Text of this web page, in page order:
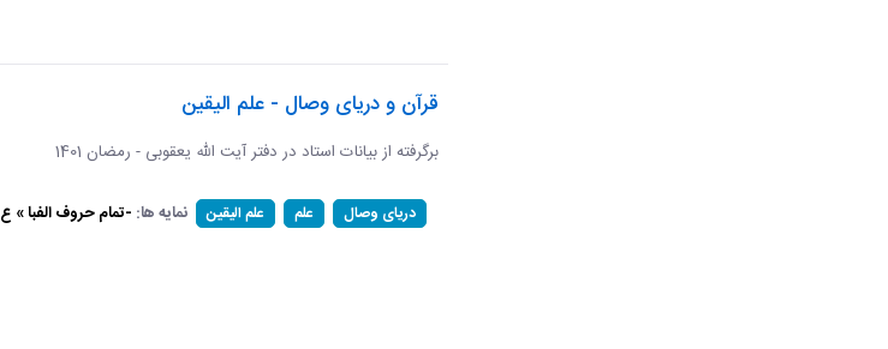
قرآن و دریای وصال - علم الیقین
برگرفته از بیانات استاد در دفتر آیت الله یعقوبی - رمضان 1401
دریای وصال علم علم الیقین نمایه ها: -تمام حروف الفبا » ع